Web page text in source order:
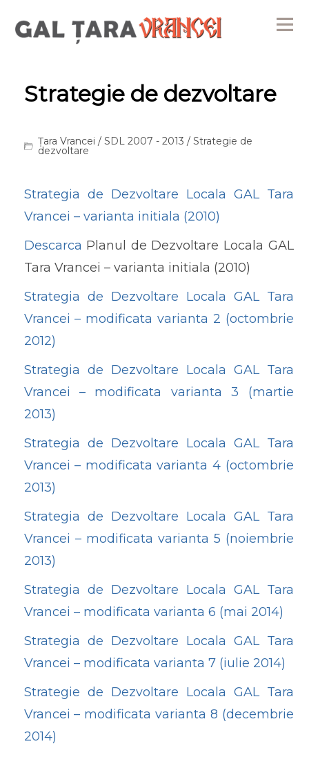
Strategie de dezvoltare
Țara Vrancei / SDL 2007 - 2013 / Strategie de
dezvoltare
Strategia de Dezvoltare Locala GAL Tara
Vrancei – varianta initiala (2010)
Descarca Planul de Dezvoltare Locala GAL
Tara Vrancei – varianta initiala (2010)
Strategia de Dezvoltare Locala GAL Tara
Vrancei – modificata varianta 2 (octombrie
2012)
Strategia de Dezvoltare Locala GAL Tara
Vrancei – modificata varianta 3 (martie
2013)
Strategia de Dezvoltare Locala GAL Tara
Vrancei – modificata varianta 4 (octombrie
2013)
Strategia de Dezvoltare Locala GAL Tara
Vrancei – modificata varianta 5 (noiembrie
2013)
Strategia de Dezvoltare Locala GAL Tara
Vrancei – modificata varianta 6 (mai 2014)
Strategia de Dezvoltare Locala GAL Tara
Vrancei – modificata varianta 7 (iulie 2014)
Strategie de Dezvoltare Locala GAL Tara
Vrancei – modificata varianta 8 (decembrie
2014)